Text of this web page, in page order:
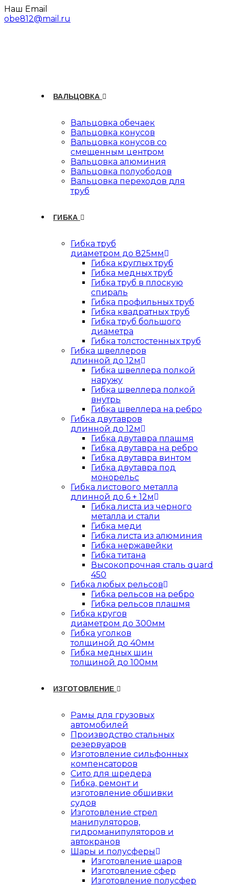
Перейти
к
Наш Email
obe812@mail.ru
ВАЛЬЦОВКА
Вальцовка обечаек
Вальцовка конусов
Вальцовка конусов со
смещенным центром
Вальцовка алюминия
Вальцовка полуободов
Вальцовка переходов для
труб
ГИБКА
Гибка труб
диаметром до 825мм
Гибка круглых труб
Гибка медных труб
Гибка труб в плоскую
спираль
Гибка профильных труб
Гибка квадратных труб
Гибка труб большого
диаметра
Гибка толстостенных труб
Гибка швеллеров
длинной до 12м
Гибка швеллера полкой
наружу
Гибка швеллера полкой
внутрь
Гибка швеллера на ребро
Гибка двутавров
длинной до 12м
Гибка двутавра плашмя
Гибка двутавра на ребро
Гибка двутавра винтом
Гибка двутавра под
монорельс
Гибка листового металла
длинной до 6 + 12м
Гибка листа из черного
металла и стали
Гибка меди
Гибка листа из алюминия
Гибка нержавейки
Гибка титана
Высокопрочная сталь quard
450
Гибка любых рельсов
Гибка рельсов на ребро
Гибка рельсов плашмя
Гибка кругов
диаметром до 300мм
Гибка уголков
толщиной до 40мм
Гибка медных шин
толщиной до 100мм
ИЗГОТОВЛЕНИЕ
Рамы для грузовых
автомобилей
Производство стальных
резервуаров
Изготовление сильфонных
компенсаторов
Сито для шредера
Гибка, ремонт и
изготовление обшивки
судов
Изготовление стрел
манипуляторов,
гидроманипуляторов и
автокранов
Шары и полусферы
Изготовление шаров
Изготовление сфер
Изготовление полусфер